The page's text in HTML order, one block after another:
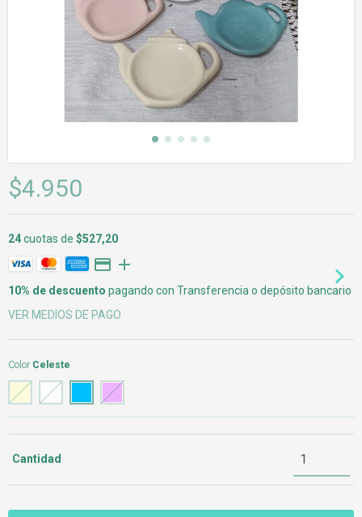
$4.950
24cuotas de $527,20
10% de descuento pagando con Transferencia o depósito bancario
VER MEDIOS DE PAGO
Color Celeste
Cantidad